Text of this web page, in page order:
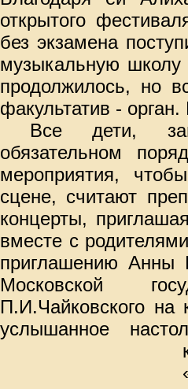
открытого
без экзамена
музыкальную
продолжилось, но
факультатив -
Все дети,
обязательном
мероприятия,
сцене, считают
концерты,
вместе с
приглашению Анны
Московской
П.И.Чайковского на
услышанное